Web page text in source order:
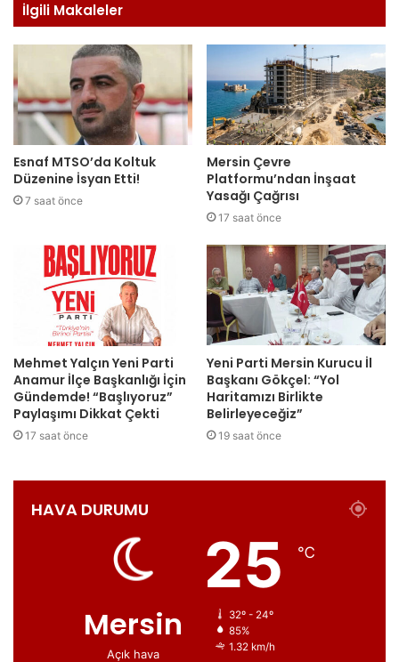
İlgili Makaleler
Esnaf MTSO’da Koltuk
Düzenine İsyan Etti!
7 saat önce
Mersin Çevre
Platformu’ndan İnşaat
Yasağı Çağrısı
17 saat önce
Mehmet Yalçın Yeni Parti
Anamur İlçe Başkanlığı İçin
Gündemde! “Başlıyoruz”
Paylaşımı Dikkat Çekti
17 saat önce
Yeni Parti Mersin Kurucu İl
Başkanı Gökçel: “Yol
Haritamızı Birlikte
Belirleyeceğiz”
19 saat önce
HAVA DURUMU
Mersin
Açık hava
25 ℃
32º - 24º
85%
1.32 km/h